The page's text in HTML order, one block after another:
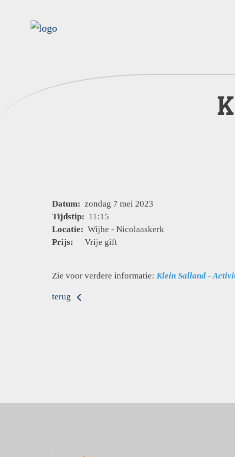
Datum: zondag 7 mei 2023
Tijdstip: 11:15
Locatie: Wijhe - Nicolaaskerk
Prijs:
Vrije gift
Zie voor verdere informatie: Klein Salland -
terug